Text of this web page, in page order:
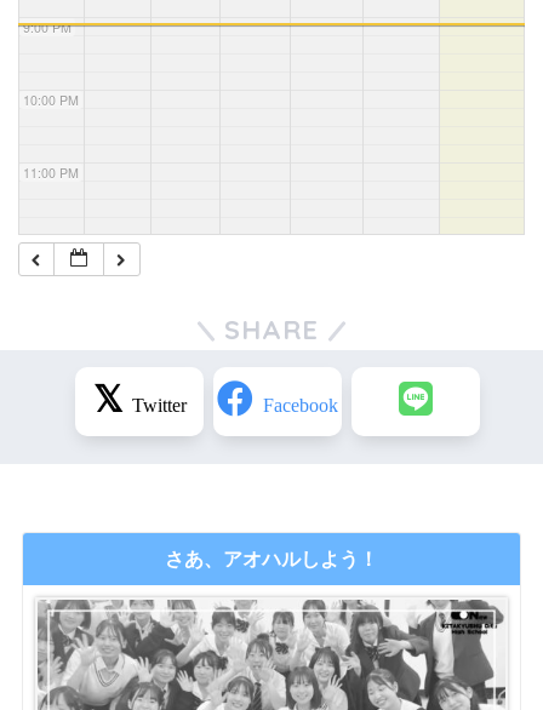
9:00 PM
10:00 PM
11:00 PM
SHARE
さあ、アオハルしよう！